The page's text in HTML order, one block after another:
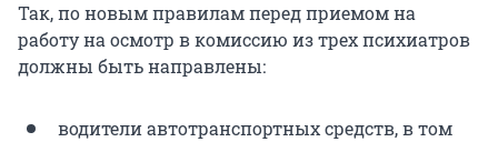
Так, по новым правилам перед приемом на
работу на осмотр в комиссию из трех психиатров
должны быть направлены:
водители автотранспортных средств, в том